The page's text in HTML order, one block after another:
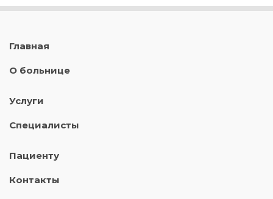
Главная
О больнице
Услуги
Специалисты
Пациенту
Контакты